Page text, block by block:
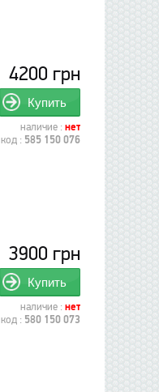
4200 грн
Купить
наличие :нет
код : 585 150 076
3900 грн
Купить
наличие :нет
код : 580 150 073